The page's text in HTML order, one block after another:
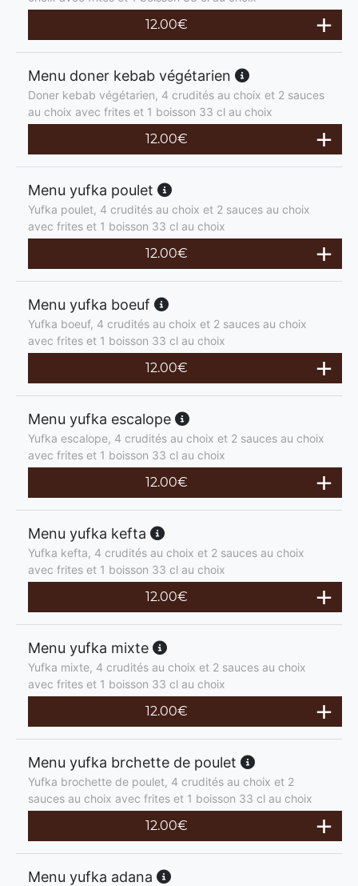
12.00€
Menu doner kebab végétarien
Doner kebab végétarien, 4 crudités au choix et 2 sauces
au choix avec frites et 1 boisson 33 cl au choix
12.00€
Menu yufka poulet
Yufka poulet, 4 crudités au choix et 2 sauces au choix
avec frites et 1 boisson 33 cl au choix
12.00€
Menu yufka boeuf
Yufka boeuf, 4 crudités au choix et 2 sauces au choix
avec frites et 1 boisson 33 cl au choix
12.00€
Menu yufka escalope
Yufka escalope, 4 crudités au choix et 2 sauces au choix
avec frites et 1 boisson 33 cl au choix
12.00€
Menu yufka kefta
Yufka kefta, 4 crudités au choix et 2 sauces au choix
avec frites et 1 boisson 33 cl au choix
12.00€
Menu yufka mixte
Yufka mixte, 4 crudités au choix et 2 sauces au choix
avec frites et 1 boisson 33 cl au choix
12.00€
Menu yufka brchette de poulet
Yufka brochette de poulet, 4 crudités au choix et 2
sauces au choix avec frites et 1 boisson 33 cl au choix
12.00€
Menu yufka adana